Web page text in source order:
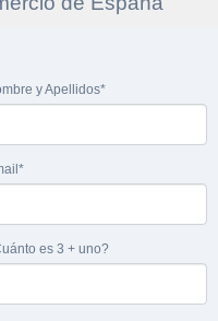
y Apellidos*
es 3 + uno?
en su email el